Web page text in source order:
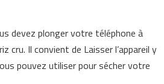
devez plonger votre téléphone à
cru. Il convient de Laisser l’appareil y
pouvez utiliser pour sécher votre